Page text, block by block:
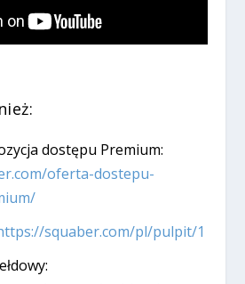
dostępu Premium:
oferta-dostepu-
squaber.com/pl/pulpit/1